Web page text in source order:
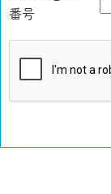
番号